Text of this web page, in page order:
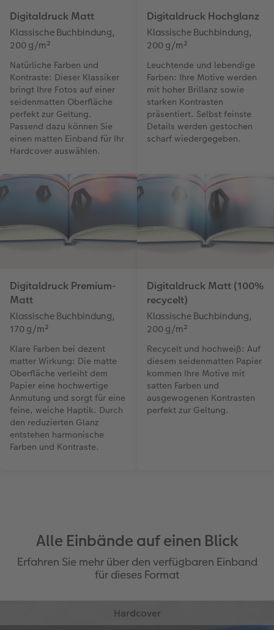
Digitaldruck Matt
Klassische Buchbindung,
200 g/m²
Natürliche Farben und
Kontraste: Dieser Klassiker
bringt Ihre Fotos auf einer
seidenmatten Oberfläche
perfekt zur Geltung.
Passend dazu können Sie
einen matten Einband für Ihr
Hardcover auswählen.
Digitaldruck Hochglanz
Klassische Buchbindung,
200 g/m²
Leuchtende und lebendige
Farben: Ihre Motive werden
mit hoher Brillanz sowie
starken Kontrasten
präsentiert. Selbst feinste
Details werden gestochen
scharf wiedergegeben.
Digitaldruck Premium-
Matt
Klassische Buchbindung,
170 g/m²
Klare Farben bei dezent
matter Wirkung: Die matte
Oberfläche verleiht dem
Papier eine hochwertige
Anmutung und sorgt für eine
feine, weiche Haptik. Durch
den reduzierten Glanz
entstehen harmonische
Farben und Kontraste.
Digitaldruck Matt (100%
recycelt)
Klassische Buchbindung,
200 g/m²
Recycelt und hochweiß: Auf
diesem seidenmatten Papier
kommen Ihre Motive mit
satten Farben und
ausgewogenen Kontrasten
perfekt zur Geltung.
Alle Einbände auf einen Blick
Erfahren Sie mehr über den verfügbaren Einband
für dieses Format